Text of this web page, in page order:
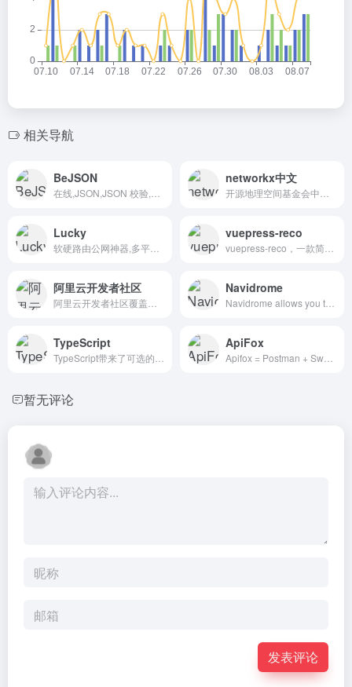
相关导航
BeJSON networkx中文
Lucky vuepress-reco
阿里云开发者社区 Navidrome
TypeScript ApiFox
暂无评论
发表评论